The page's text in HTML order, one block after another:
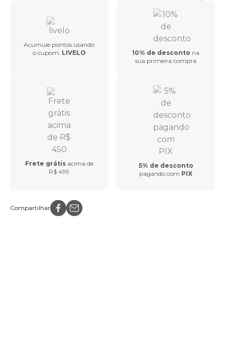
Acumule pontos usando
o cupom: LIVELO 10% de desconto na
sua primeira compra
Frete grátis acima de
R$ 499
5% de desconto
pagando com PIX
Compartilhar